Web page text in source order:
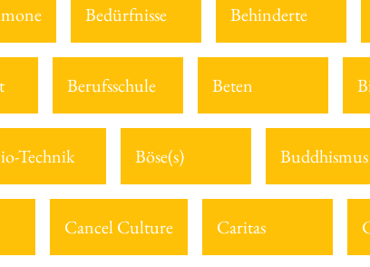
Bedürfnisse Behinderte
Berufsschule Beten
Technik Böse(s) Buddhismus
Cancel Culture Caritas